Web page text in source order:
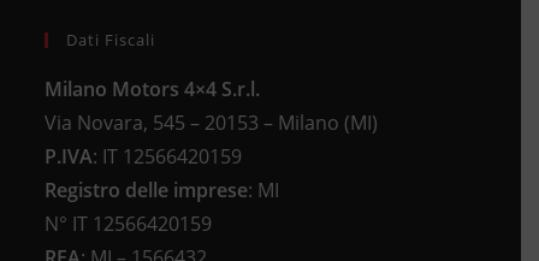
Dati Fiscali
Milano Motors 4×4 S.r.l.
Via Novara, 545 – 20153 – Milano (MI)
P.IVA: IT 12566420159
Registro delle imprese: MI
N° IT 12566420159